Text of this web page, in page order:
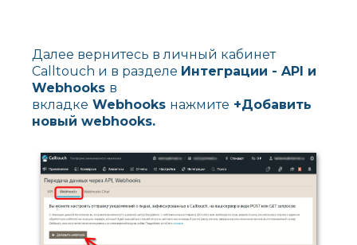
Далее вернитесь в личный кабинет
Calltouch и в разделе Интеграции - API и
Webhooks в
вкладке Webhooks нажмите +Добавить
новый webhooks.